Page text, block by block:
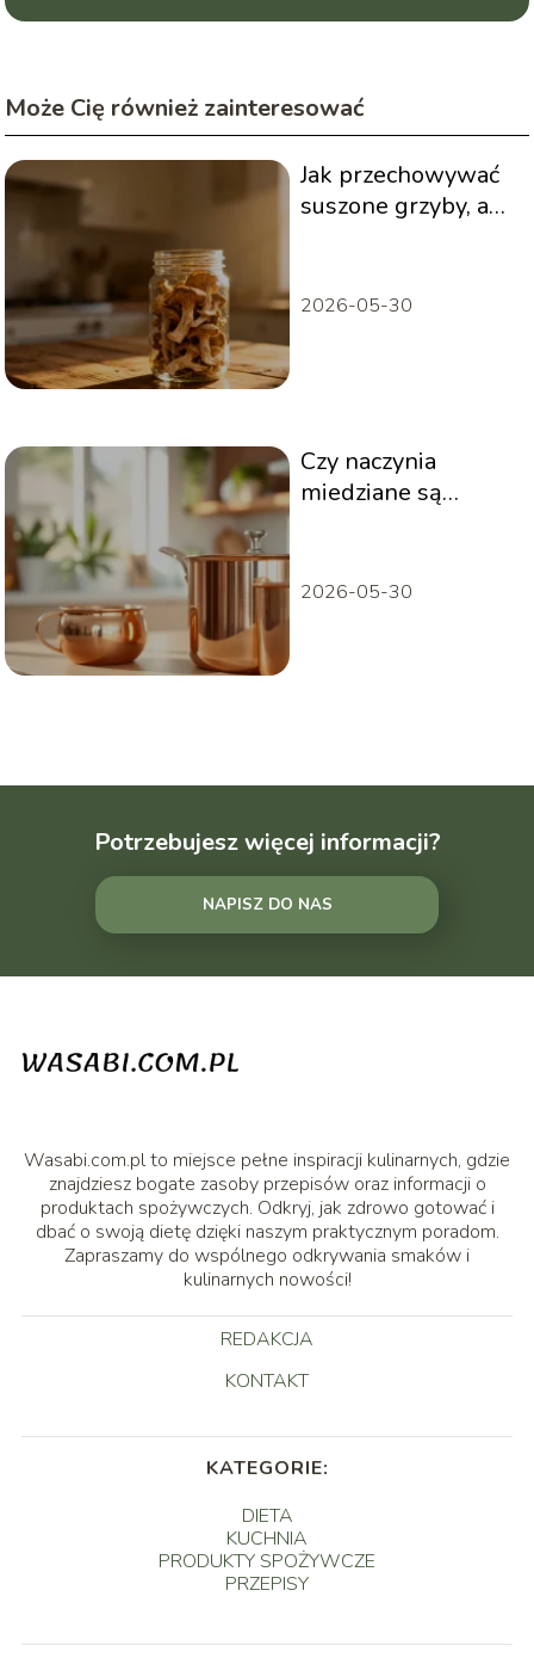
Może Cię również zainteresować
Jak przechowywać
suszone grzyby, aby
2026-05-30
Czy naczynia
miedziane są
2026-05-30
Potrzebujesz więcej informacji?
NAPISZ DO NAS
Wasabi.com.pl to miejsce pełne inspiracji kulinarnych, gdzie
znajdziesz bogate zasoby przepisów oraz informacji o
produktach spożywczych. Odkryj, jak zdrowo gotować i
dbać o swoją dietę dzięki naszym praktycznym poradom.
Zapraszamy do wspólnego odkrywania smaków i
kulinarnych nowości!
REDAKCJA
KONTAKT
KATEGORIE:
DIETA
KUCHNIA
PRODUKTY SPOŻYWCZE
PRZEPISY